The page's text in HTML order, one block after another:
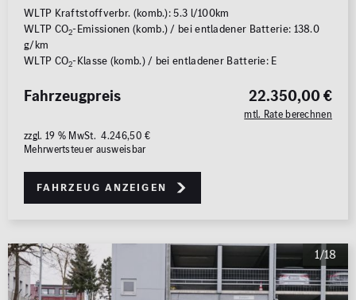
WLTP Kraftstoffverbr. (komb.): 5.3 l/100km
WLTP CO2-Emissionen (komb.) / bei entladener Batterie: 138.0
g/km
WLTP CO2-Klasse (komb.) / bei entladener Batterie: E
22.350,00 €
mtl. Rate berechnen
Fahrzeugpreis
zzgl. 19 % MwSt. 4.246,50 €
Mehrwertsteuer ausweisbar
Fahrzeug anzeigen
1/18